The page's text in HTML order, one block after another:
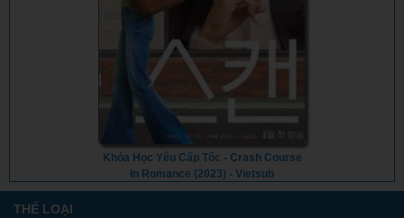
Khóa Học Yêu Cấp Tốc - Crash Course
In Romance (2023) - Vietsub
THỂ LOẠI